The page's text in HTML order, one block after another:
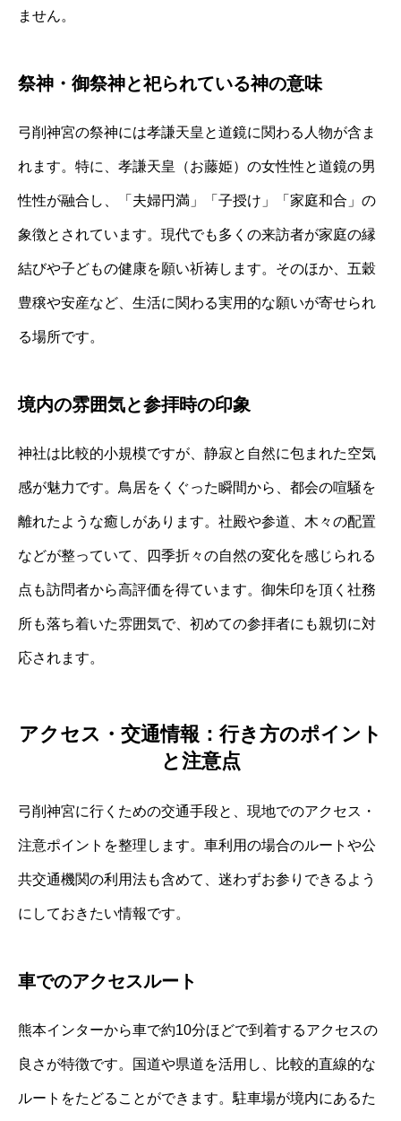
ません。
祭神・御祭神と祀られている神の意味
弓削神宮の祭神には孝謙天皇と道鏡に関わる人物が含ま
れます。特に、孝謙天皇（お藤姫）の女性性と道鏡の男
性性が融合し、「夫婦円満」「子授け」「家庭和合」の
象徴とされています。現代でも多くの来訪者が家庭の縁
結びや子どもの健康を願い祈祷します。そのほか、五穀
豊穣や安産など、生活に関わる実用的な願いが寄せられ
る場所です。
境内の雰囲気と参拝時の印象
神社は比較的小規模ですが、静寂と自然に包まれた空気
感が魅力です。鳥居をくぐった瞬間から、都会の喧騒を
離れたような癒しがあります。社殿や参道、木々の配置
などが整っていて、四季折々の自然の変化を感じられる
点も訪問者から高評価を得ています。御朱印を頂く社務
所も落ち着いた雰囲気で、初めての参拝者にも親切に対
応されます。
アクセス・交通情報：行き方のポイント
と注意点
弓削神宮に行くための交通手段と、現地でのアクセス・
注意ポイントを整理します。車利用の場合のルートや公
共交通機関の利用法も含めて、迷わずお参りできるよう
にしておきたい情報です。
車でのアクセスルート
熊本インターから車で約10分ほどで到着するアクセスの
良さが特徴です。国道や県道を活用し、比較的直線的な
ルートをたどることができます。駐車場が境内にあるた